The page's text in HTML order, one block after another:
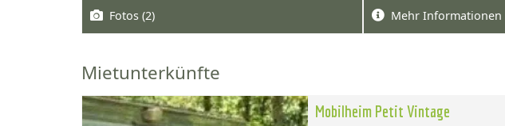
Fotos (2) Mehr Informationen
Mietunterkünfte
Mobilheim Petit Vintage